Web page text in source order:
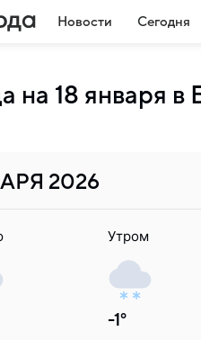
Новости Сегодня
на 18 января в
2026
Утром
-1°